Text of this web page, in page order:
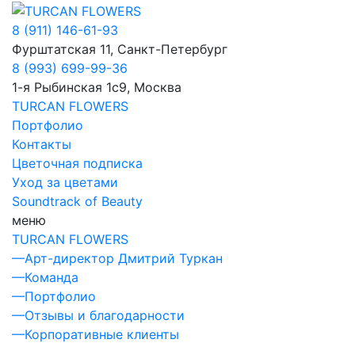
8 (911) 146-61-93
Фурштатская 11, Санкт-Петербург
8 (993) 699-99-36
1-я Рыбинская 1с9, Москва
TURCAN FLOWERS
Портфолио
Контакты
Цветочная подписка
Уход за цветами
Soundtrack of Beauty
меню
TURCAN FLOWERS
—Арт-директор Дмитрий Туркан
—Команда
—Портфолио
—Отзывы и благодарности
—Корпоративные клиенты